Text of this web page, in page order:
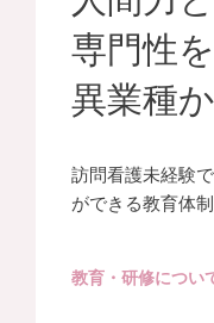
専門性を
異業種
訪問看護未経験
ができる教育体
教育・研修につい